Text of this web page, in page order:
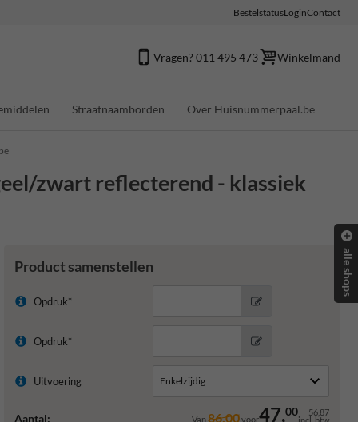
BestelstatusLoginContact
Vragen? 011 495 473 Winkelmand
Straatnaamborden Over Huisnummerpaal.be
zwart reflecterend - klassiek
Product samenstellen
Opdruk*
Opdruk*
Uitvoering
Aantal: Van86,00voor47,00 56,87
incl. btw
alle shops